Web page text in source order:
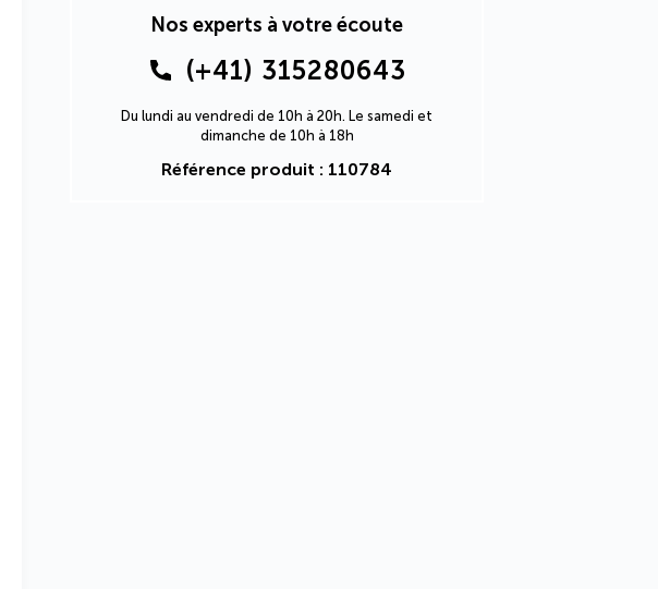
Nos experts à votre écoute
(+41) 315280643
Du lundi au vendredi de 10h à 20h. Le samedi et
dimanche de 10h à 18h
Référence produit : 110784